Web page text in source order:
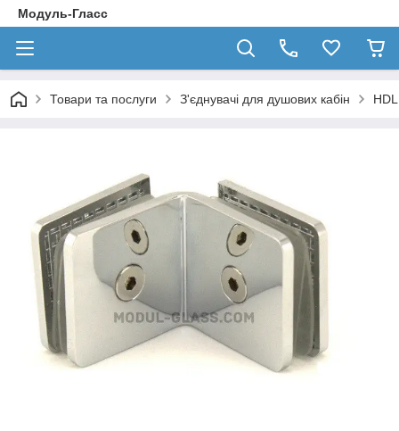
Модуль-Гласс
Товари та послуги З'єднувачі для душових кабін